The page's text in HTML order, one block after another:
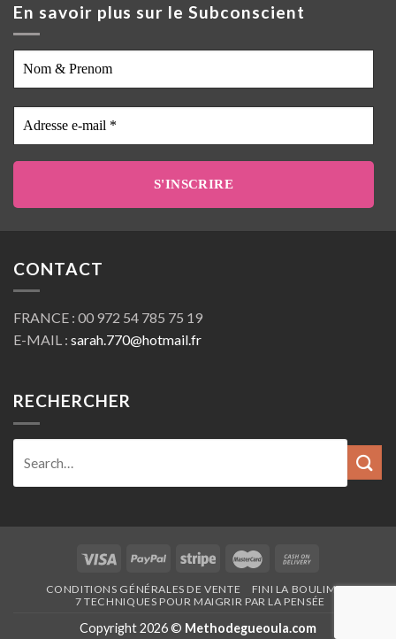
En savoir plus sur le Subconscient
&
e-
*
CONTACT
FRANCE : 00 972 54 785 75 19
E-MAIL : sarah.770@hotmail.fr
RECHERCHER
CONDITIONS GÉNÉRALES DE VENTE
FINI LA BOULIMIE
7 TECHNIQUES POUR MAIGRIR PAR LA PENSÉE
Copyright 2026 © Methodegueoula.com